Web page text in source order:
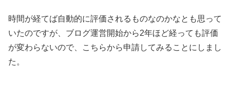
時間が経てば自動的に評価されるものなのかなとも思って
いたのですが、ブログ運営開始から2年ほど経っても評価
が変わらないので、こちらから申請してみることにしまし
た。